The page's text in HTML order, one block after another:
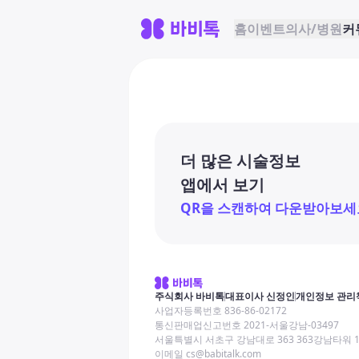
홈이벤트의사/병원커
더 많은 시술정보
앱에서 보기
QR을 스캔하여 다운받아보세
주식회사 바비톡대표이사 신정인개인정보 관리
사업자등록번호 836-86-02172
통신판매업신고번호 2021-서울강남-03497
서울특별시 서초구 강남대로 363 363강남타워
이메일 cs@babitalk.com